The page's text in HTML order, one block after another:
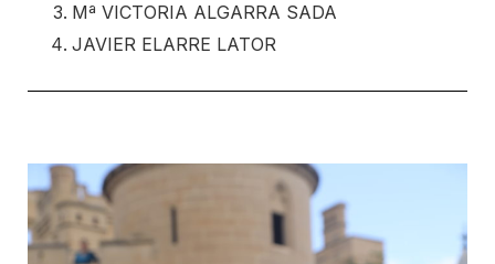
Mª VICTORIA ALGARRA SADA
JAVIER ELARRE LATOR